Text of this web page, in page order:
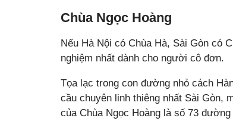
Chùa Ngọc Hoàng
Nếu Hà Nội có Chùa Hà, Sài Gòn có
nghiệm nhất dành cho người cô đơn.
Tọa lạc trong con đường nhỏ cách
cầu chuyên linh thiêng nhất Sài Gòn,
của Chùa Ngọc Hoàng là số 73